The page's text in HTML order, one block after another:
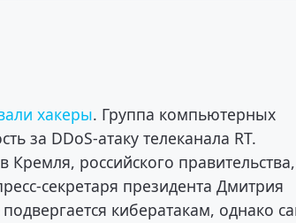
хакеры. Группа компьютерных
за DDoS-атаку телеканала RT.
Кремля, российского правительства,
секретаря президента Дмитрия
кибератакам, однако